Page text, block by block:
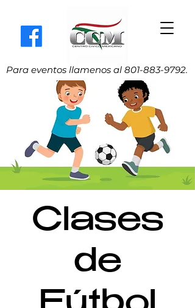
Para eventos llamenos al 801-883-9792.
Clases
de